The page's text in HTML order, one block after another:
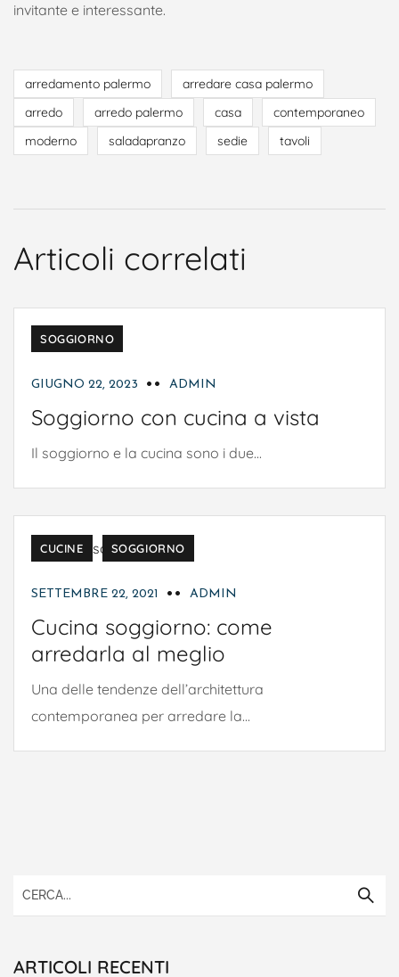
invitante e interessante.
arredamento palermo
arredare casa palermo
arredo
arredo palermo casa
contemporaneo
moderno
saladapranzo sedie tavoli
Articoli correlati
SOGGIORNO
GIUGNO 22, 2023 ADMIN
Soggiorno con cucina a vista
Il soggiorno e la cucina sono i due...
CUCINE SOGGIORNO
SETTEMBRE 22, 2021 ADMIN
Cucina soggiorno: come
arredarla al meglio
Una delle tendenze dell’architettura
contemporanea per arredare la...
ARTICOLI RECENTI